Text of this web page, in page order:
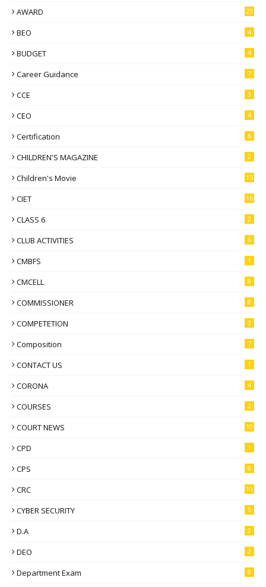
AWARD 23
BEO 4
BUDGET 4
Career Guidance 7
CCE 3
CEO 4
Certification 6
CHILDREN'S MAGAZINE 2
Children's Movie 15
CIET 16
CLASS 6 2
CLUB ACTIVITIES 6
CMBFS 1
CMCELL 8
COMMISSIONER 8
COMPETETION 3
Composition 7
CONTACT US 1
CORONA 4
COURSES 2
COURT NEWS 10
CPD 1
CPS 8
CRC 10
CYBER SECURITY 5
D.A 2
DEO 2
Department Exam 9